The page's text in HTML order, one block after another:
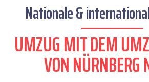
Nationale &
UMZUG MIT DEM
VON NÜRNBERG